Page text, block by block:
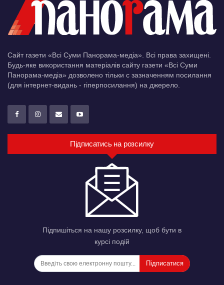
Сайт газети «Всі Суми Панорама-медіа». Всі права захищені.
Будь-яке використання матеріалів сайту газети «Всі Суми
Панорама-медіа» дозволено тільки c зазначенням посилання
(для інтернет-видань - гіперпосилання) на джерело.
Підписатись на розсилку
Підпишіться на нашу розсилку, щоб бути в
курсі подій
Підписатися